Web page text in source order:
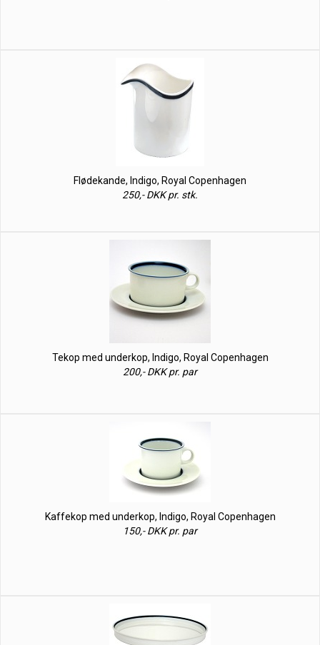
Flødekande, Indigo, Royal Copenhagen
250,- DKK pr. stk.
Tekop med underkop, Indigo, Royal Copenhagen
200,- DKK pr. par
Kaffekop med underkop, Indigo, Royal Copenhagen
150,- DKK pr. par